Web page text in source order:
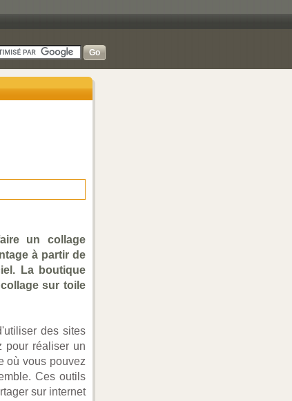
un collage
à partir de
La boutique
sur toile
des sites
pour réaliser un
où vous pouvez
Ces outils
sur internet